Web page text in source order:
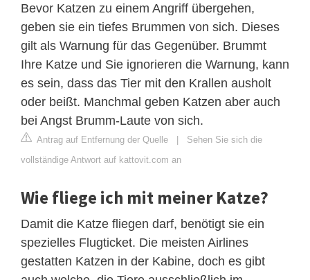
Bevor Katzen zu einem Angriff übergehen,
geben sie ein tiefes Brummen von sich. Dieses
gilt als Warnung für das Gegenüber. Brummt
Ihre Katze und Sie ignorieren die Warnung, kann
es sein, dass das Tier mit den Krallen ausholt
oder beißt. Manchmal geben Katzen aber auch
bei Angst Brumm-Laute von sich.
Antrag auf Entfernung der Quelle | Sehen Sie sich die
vollständige Antwort auf kattovit.com an
Wie fliege ich mit meiner Katze?
Damit die Katze fliegen darf, benötigt sie ein
spezielles Flugticket. Die meisten Airlines
gestatten Katzen in der Kabine, doch es gibt